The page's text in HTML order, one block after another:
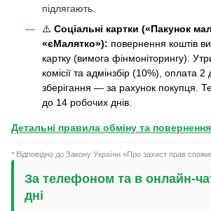
підлягають.
⚠️ Соціальні картки («Пакунок
«єМалятко»): повернення коштів
картку (вимога фінмоніторингу).
комісії та адмінзбір (10%), оплата 2
зберігання — за рахунок покупця.
до 14 робочих днів.
Детальні правила обміну та
* Відповідно до Закону України «Про захист прав
За телефоном та в онлайн-
дні